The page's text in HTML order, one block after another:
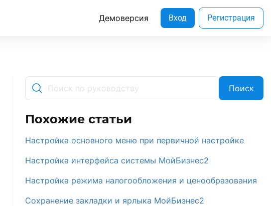
Демоверсия Вход Регистрация
Поиск
Похожие статьи
Настройка основного меню при первичной настройке
Настройка интерфейса системы МойБизнес2
Настройка режима налогообложения и ценообразования
Сохранение закладки и ярлыка МойБизнес2